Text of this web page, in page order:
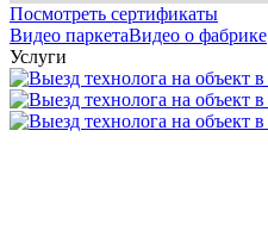
Посмотреть сертификаты
Видео паркетаВидео о фабрике
Услуги